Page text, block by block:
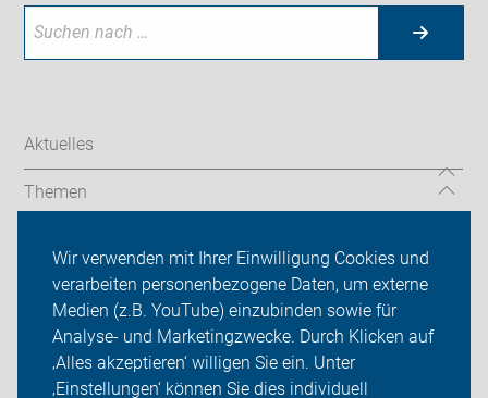
Wir verwenden mit Ihrer Einwilligung Cookies und
verarbeiten personenbezogene Daten, um externe
Medien (z.B. YouTube) einzubinden sowie für
Analyse- und Marketingzwecke. Durch Klicken auf
‚Alles akzeptieren‘ willigen Sie ein. Unter
‚Einstellungen‘ können Sie dies individuell
Aktuelles
Themen
ADFC Recklinghausen
Sei dabei
Presse